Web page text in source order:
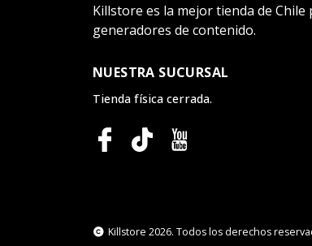
Killstore es la mejor tienda de
generadores de contenido.
NUESTRA SUCURSAL
Tienda física cerrada.
Killstore 2026. Todos los derechos